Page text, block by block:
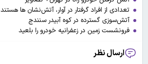
تعدادی از افراد گرفتار در آوار، آتش‌نشان ها هستند
آتش‌سوزی گسترده در کوه آبیدر سنندج
فرونشست زمین در زعفرانیه خودرو را بلعید
ارسال نظر